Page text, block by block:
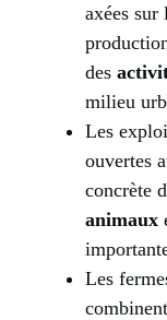
axées sur
des
milieu
Les
ouvertes
concrète
animaux
Les